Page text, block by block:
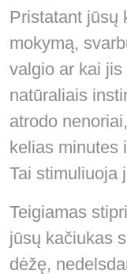
Pristatant jūsų
mokymą,
valgio ar kai
natūraliais
atrodo
kelias minutes
Tai stimuliuoja
Teigiamas
jūsų kačiukas
dėžę,